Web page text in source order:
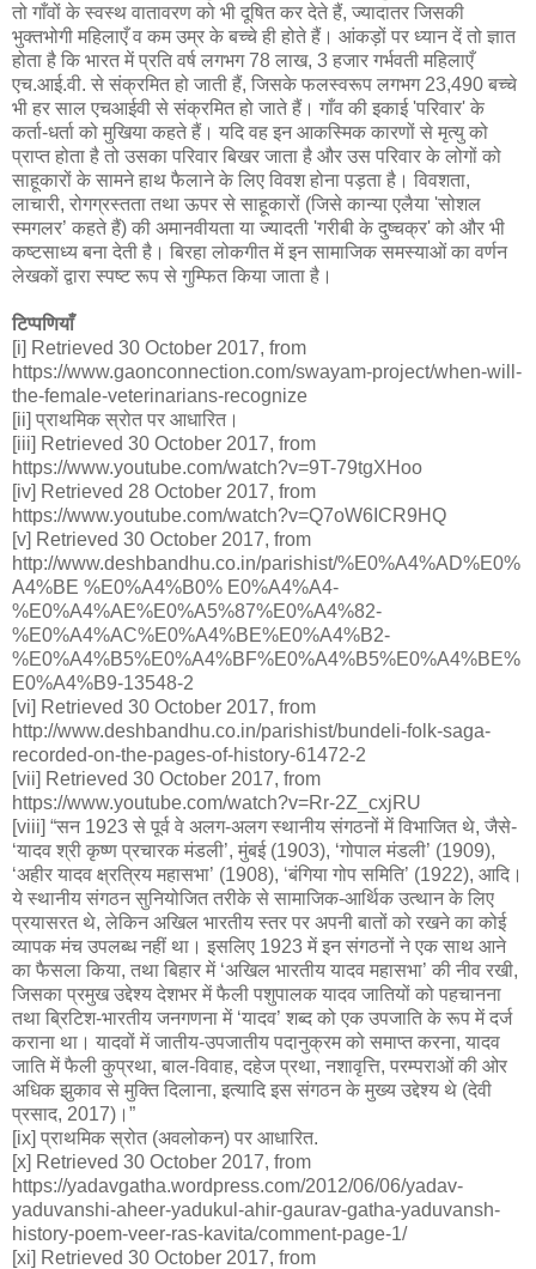
तो गाँवों के स्वस्थ वातावरण को भी दूषित कर देते हैं, ज्यादातर जिसकी
भुक्तभोगी महिलाएँ व कम उम्र के बच्चे ही होते हैं। आंकड़ों पर ध्यान दें तो ज्ञात
होता है कि भारत में प्रति वर्ष लगभग 78 लाख, 3 हजार गर्भवती महिलाएँ
एच.आई.वी. से संक्रमित हो जाती हैं, जिसके फलस्वरूप लगभग 23,490 बच्चे
भी हर साल एचआईवी से संक्रमित हो जाते हैं। गाँव की इकाई 'परिवार' के
कर्ता-धर्ता को मुखिया कहते हैं। यदि वह इन आकस्मिक कारणों से मृत्यु को
प्राप्त होता है तो उसका परिवार बिखर जाता है और उस परिवार के लोगों को
साहूकारों के सामने हाथ फैलाने के लिए विवश होना पड़ता है। विवशता,
लाचारी, रोगग्रस्तता तथा ऊपर से साहूकारों (जिसे कान्या एलैया 'सोशल
स्मगलर’ कहते हैं) की अमानवीयता या ज्यादती 'गरीबी के दुष्चक्र' को और भी
कष्टसाध्य बना देती है। बिरहा लोकगीत में इन सामाजिक समस्याओं का वर्णन
लेखकों द्वारा स्पष्ट रूप से गुम्फित किया जाता है।
टिप्पणियाँ
[i] Retrieved 30 October 2017, from
https://www.gaonconnection.com/swayam-project/when-will-
the-female-veterinarians-recognize
[ii] प्राथमिक स्रोत पर आधारित।
[iii] Retrieved 30 October 2017, from
https://www.youtube.com/watch?v=9T-79tgXHoo
[iv] Retrieved 28 October 2017, from
https://www.youtube.com/watch?v=Q7oW6ICR9HQ
[v] Retrieved 30 October 2017, from
http://www.deshbandhu.co.in/parishist/%E0%A4%AD%E0%
A4%BE %E0%A4%B0% E0%A4%A4-
%E0%A4%AE%E0%A5%87%E0%A4%82-
%E0%A4%AC%E0%A4%BE%E0%A4%B2-
%E0%A4%B5%E0%A4%BF%E0%A4%B5%E0%A4%BE%
E0%A4%B9-13548-2
[vi] Retrieved 30 October 2017, from
http://www.deshbandhu.co.in/parishist/bundeli-folk-saga-
recorded-on-the-pages-of-history-61472-2
[vii] Retrieved 30 October 2017, from
https://www.youtube.com/watch?v=Rr-2Z_cxjRU
[viii] “सन 1923 से पूर्व वे अलग-अलग स्थानीय संगठनों में विभाजित थे, जैसे-
‘यादव श्री कृष्ण प्रचारक मंडली’, मुंबई (1903), ‘गोपाल मंडली’ (1909),
‘अहीर यादव क्ष्रत्रिय महासभा’ (1908), ‘बंगिया गोप समिति’ (1922), आदि।
ये स्थानीय संगठन सुनियोजित तरीके से सामाजिक-आर्थिक उत्थान के लिए
प्रयासरत थे, लेकिन अखिल भारतीय स्तर पर अपनी बातों को रखने का कोई
व्यापक मंच उपलब्ध नहीं था। इसलिए 1923 में इन संगठनों ने एक साथ आने
का फैसला किया, तथा बिहार में ‘अखिल भारतीय यादव महासभा’ की नीव रखी,
जिसका प्रमुख उद्देश्य देशभर में फैली पशुपालक यादव जातियों को पहचानना
तथा ब्रिटिश-भारतीय जनगणना में ‘यादव’ शब्द को एक उपजाति के रूप में दर्ज
कराना था। यादवों में जातीय-उपजातीय पदानुक्रम को समाप्त करना, यादव
जाति में फैली कुप्रथा, बाल-विवाह, दहेज प्रथा, नशावृत्ति, परम्पराओं की ओर
अधिक झुकाव से मुक्ति दिलाना, इत्यादि इस संगठन के मुख्य उद्देश्य थे (देवी
प्रसाद, 2017)।”
[ix] प्राथमिक स्रोत (अवलोकन) पर आधारित.
[x] Retrieved 30 October 2017, from
https://yadavgatha.wordpress.com/2012/06/06/yadav-
yaduvanshi-aheer-yadukul-ahir-gaurav-gatha-yaduvansh-
history-poem-veer-ras-kavita/comment-page-1/
[xi] Retrieved 30 October 2017, from